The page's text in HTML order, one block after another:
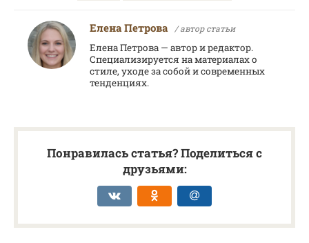
Елена Петрова / автор статьи
Елена Петрова — автор и редактор.
Специализируется на материалах о
стиле, уходе за собой и современных
тенденциях.
Понравилась статья? Поделиться с
друзьями: